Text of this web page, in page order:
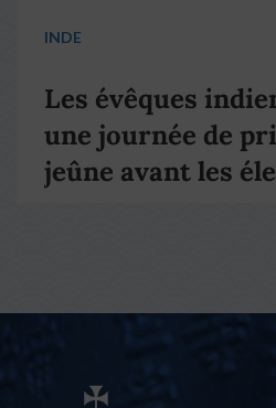
INDE
Les évêques
une journée de
jeûne avant les